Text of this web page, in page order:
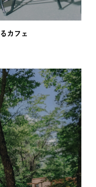
カフェ